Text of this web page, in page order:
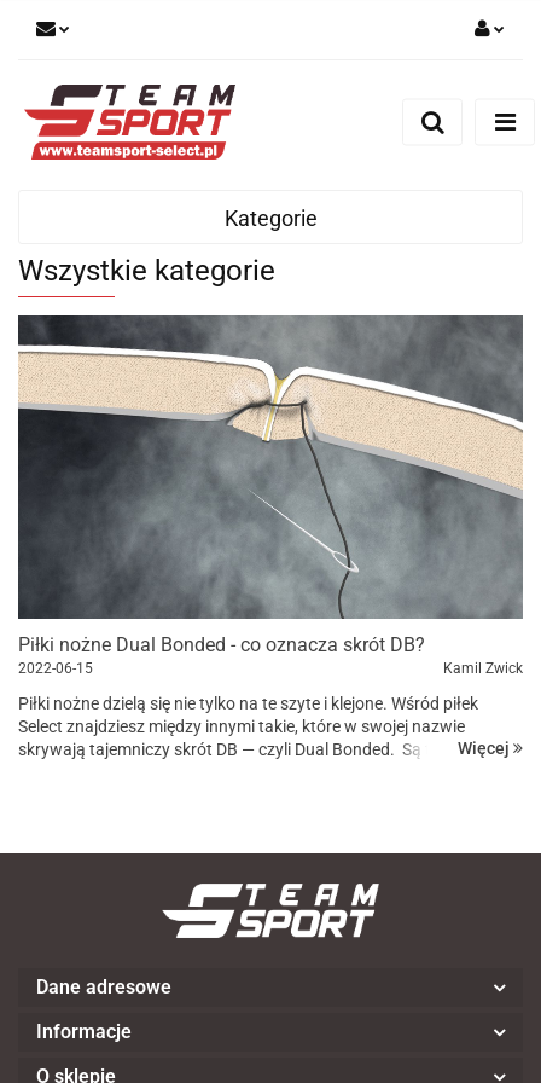
Zarejestruj się
Kategorie
Wszystkie kategorie
Piłki nożne Dual Bonded - co oznacza skrót DB?
2022-06-15 Kamil Zwick
Piłki nożne dzielą się nie tylko na te szyte i klejone. Wśród piłek
Select znajdziesz między innymi takie, które w swojej nazwie
skrywają tajemniczy skrót DB — czyli Dual Bonded. Są to między
Więcej
Dane adresowe
Informacje
O sklepie